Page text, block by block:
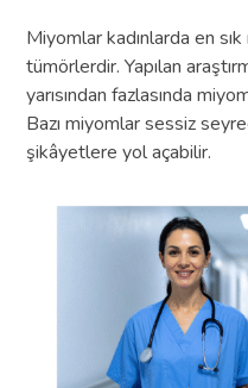
Miyomlar kadınlarda en
tümörlerdir. Yapılan
yarısından fazlasında
Bazı miyomlar sessiz
şikâyetlere yol açabilir.